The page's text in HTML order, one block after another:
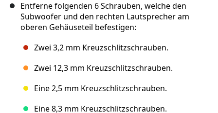
Entferne folgenden 6 Schrauben, welche den
Subwoofer und den rechten Lautsprecher am
oberen Gehäuseteil befestigen:
Zwei 3,2 mm Kreuzschlitzschrauben.
Zwei 12,3 mm Kreuzschlitzschrauben.
Eine 2,5 mm Kreuzschlitzschrauben.
Eine 8,3 mm Kreuzschlitzschrauben.